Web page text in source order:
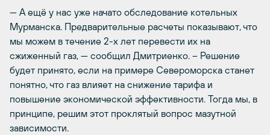
— А ещё у нас уже начато обследование котельных
Мурманска. Предварительные расчеты показывают, что
мы можем в течение 2-х лет перевести их на
сжиженный газ, — сообщил Дмитриенко. – Решение
будет принято, если на примере Североморска станет
понятно, что газ влияет на снижение тарифа и
повышение экономической эффективности. Тогда мы, в
принципе, решим этот проклятый вопрос мазутной
зависимости.